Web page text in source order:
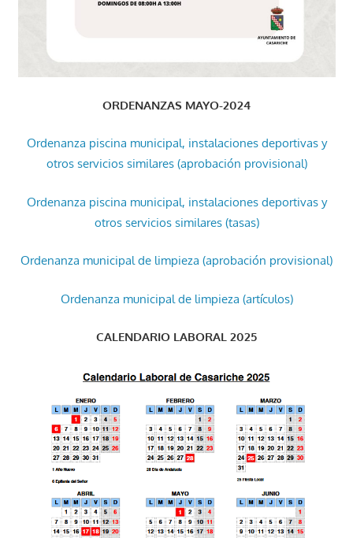
ORDENANZAS MAYO-2024
Ordenanza piscina municipal, instalaciones deportivas y
otros servicios similares (aprobación provisional)
Ordenanza piscina municipal, instalaciones deportivas y
otros servicios similares (tasas)
Ordenanza municipal de limpieza (aprobación provisional)
Ordenanza municipal de limpieza (artículos)
CALENDARIO LABORAL 2025